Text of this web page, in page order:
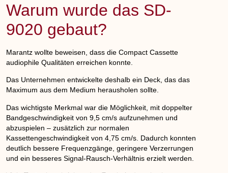
Warum wurde das SD-
9020 gebaut?
Marantz wollte beweisen, dass die Compact Cassette
audiophile Qualitäten erreichen konnte.
Das Unternehmen entwickelte deshalb ein Deck, das das
Maximum aus dem Medium herausholen sollte.
Das wichtigste Merkmal war die Möglichkeit, mit doppelter
Bandgeschwindigkeit von 9,5 cm/s aufzunehmen und
abzuspielen – zusätzlich zur normalen
Kassettengeschwindigkeit von 4,75 cm/s. Dadurch konnten
deutlich bessere Frequenzgänge, geringere Verzerrungen
und ein besseres Signal-Rausch-Verhältnis erzielt werden.